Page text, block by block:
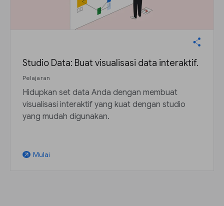
Studio Data: Buat visualisasi data interaktif.
Pelajaran
Hidupkan set data Anda dengan membuat
visualisasi interaktif yang kuat dengan studio
yang mudah digunakan.
arrow_outward Mulai